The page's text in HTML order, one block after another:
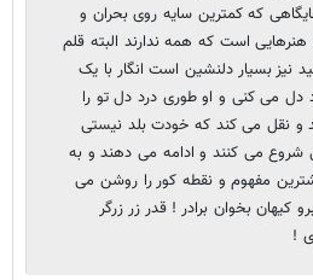
که کمترین سایه روی بحران و
هنرهایی است که همه ندارند البته قلم
نیز بسیار دلنشین است انگار با یک
می کنی و او طوری درد دل تو را
و نقل می کند که خودت بلد نیستی
شروع می کنند و ادامه می دهند و به
مفهوم و نقطه کور را روشن می
کیهان بخوان برادر ! قدر زر زرگر
!